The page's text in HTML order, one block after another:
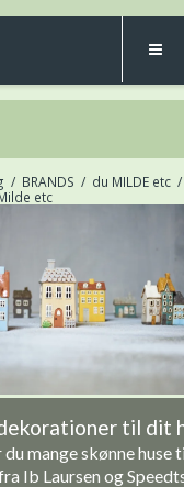
/ BRANDS / du MILDE etc /
etc
til dit
mange skønne huse
Ib Laursen og